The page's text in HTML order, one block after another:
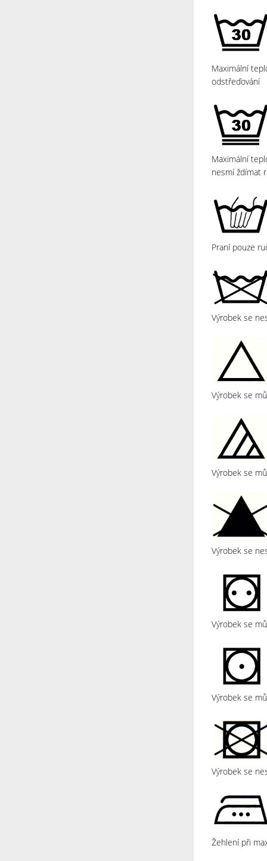
Maximální
odstřeďování
Maximální
nesmí ždímat
Praní pouze
Výrobek se
Výrobek se
Výrobek se
Výrobek se
Výrobek se
Výrobek se
Výrobek se
Žehlení při